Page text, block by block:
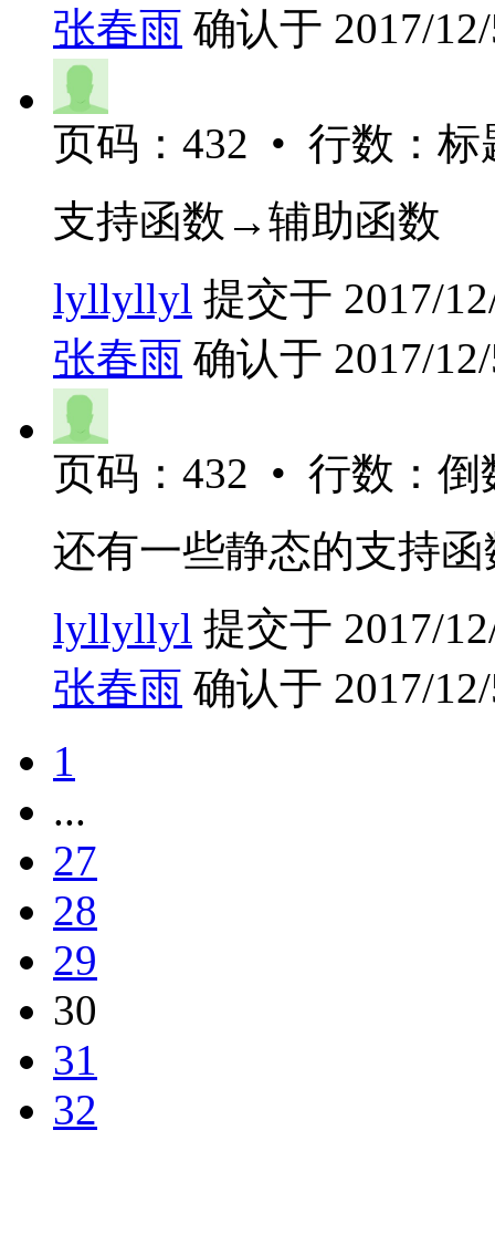
张春雨 确认于 2017/
页码：432 • 行数：
支持函数→辅助函数
lyllyllyl 提交于 2017/
张春雨 确认于 2017/
页码：432 • 行数：
还有一些静态的支持
lyllyllyl 提交于 2017/
张春雨 确认于 2017/
1
...
27
28
29
30
31
32